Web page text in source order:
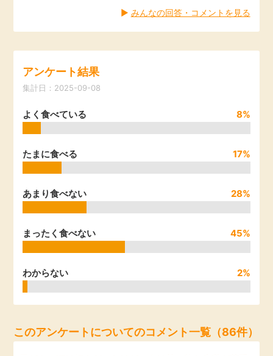
アンケート
ゲーム
ポイ活お得情報
お友達紹介
暮らし
引っ越し
買取・査定
学び
進学・教育
月額有料サービス
▶︎ みんなの回答・コメントを見る
アンケート結果
集計日：2025-09-08
よく食べている 8%
たまに食べる 17%
あまり食べない 28%
まったく食べない 45%
わからない 2%
このアンケートについてのコメント一覧（86件）